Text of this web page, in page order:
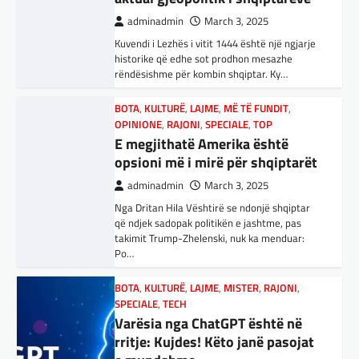
francezët dhe britanikët kanë hartuar një
plan paqeje për luftën në Ukrainë, të…
BOTA,KRONIKË E ZEZË ,LAJME,
MË TË FUNDIT,MISTER,RAJONI,SPECIALE
Trump ndërpreu ndihmën
ushtarake, kryeministri i
Ukrainës: Të vendosur për
vazhdimin e bashkëpunimit me
SHBA!
adminadmin March 4, 2025
Kryeministri i Ukrainës thotë se vendi i tij
është absolutisht i vendosur të vazhdojë
bashkëpunimin e saj me Shtetet e…
BOTA,LAJME,MË TË FUNDIT
SPECIALE
Erdogan: Izraeli nuk do të gjejë
adminadmin March 3, 2025
Kuvendi i Lezhës i vitit 1444 është një ngjarje
historike që edhe sot prodhon mesazhe
rëndësishme për kombin shqiptar. Ky…
BOTA, KULTURË, LAJME, MË TË FUNDIT,
OPINIONE, RAJONI, SPECIALE, TOP
E megjithatë Amerika është
opsioni më i mirë për shqiptarët
adminadmin March 3, 2025
Nga Dritan Hila Vështirë se ndonjë shqiptar
që ndjek sadopak politikën e jashtme, pas
takimit Trump-Zhelenski, nuk ka menduar:
Po…
BOTA, KULTURË, LAJME, MISTER, RAJONI,
SPECIALE, TECH
Varësia nga ChatGPT është në
rritje: Kujdes! Këto janë pasojat
adminadmin February 12, 2024
Vedat Muriqi është shprehur i lumtur për
golin që i solli fitoren Mallorcas. Të dielën
mbrëma, Mallorca fitoi 2:1 ndaj…
BOTA FUN,KULTURË,LAJME,MË TË FUNDIT
MISTER,OPINIONE ,RAJONI,SPORT
TOP
Përparimi i DeepSeek AI është
për t’u lavdëruar
Suksesi i aplikacionit DeepSeek është një
shembull i rritjes së kompanive kineze të
inteligjencës artificiale (AI). Përparimi i
aplikacionit kinez…
SPORT, VENDI
FFM pranon kërkesën e
kuqezinjëve, Shkëndija ndaj